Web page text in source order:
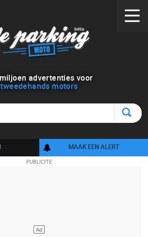
miljoen advertenties voor
tweedehands motors
MAAK EEN ALERT